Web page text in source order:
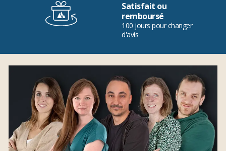
Satisfait ou
remboursé
100 jours pour changer
d'avis